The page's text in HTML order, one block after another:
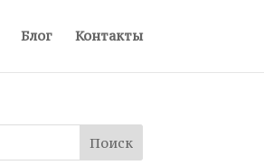
Блог Контакты